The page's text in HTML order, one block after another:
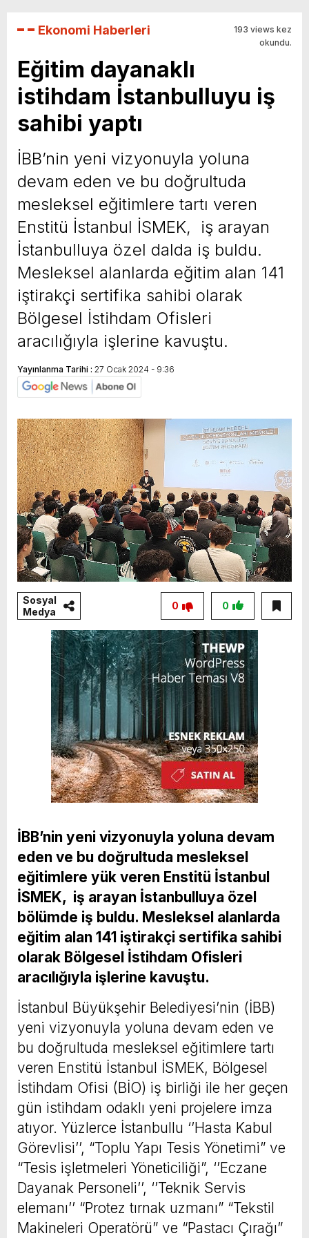
Ekonomi Haberleri
193 views kez
okundu.
Eğitim dayanaklı
istihdam İstanbulluyu iş
sahibi yaptı
İBB’nin yeni vizyonuyla yoluna
devam eden ve bu doğrultuda
mesleksel eğitimlere tartı veren
Enstitü İstanbul İSMEK, iş arayan
İstanbulluya özel dalda iş buldu.
Mesleksel alanlarda eğitim alan 141
iştirakçi sertifika sahibi olarak
Bölgesel İstihdam Ofisleri
aracılığıyla işlerine kavuştu.
Yayınlanma Tarihi : 27 Ocak 2024 - 9:36
Sosyal
Medya
0
0
İBB’nin yeni vizyonuyla yoluna devam
eden ve bu doğrultuda mesleksel
eğitimlere yük veren Enstitü İstanbul
İSMEK, iş arayan İstanbulluya özel
bölümde iş buldu. Mesleksel alanlarda
eğitim alan 141 iştirakçi sertifika sahibi
olarak Bölgesel İstihdam Ofisleri
aracılığıyla işlerine kavuştu.
İstanbul Büyükşehir Belediyesi’nin (İBB)
yeni vizyonuyla yoluna devam eden ve
bu doğrultuda mesleksel eğitimlere tartı
veren Enstitü İstanbul İSMEK, Bölgesel
İstihdam Ofisi (BİO) iş birliği ile her geçen
gün istihdam odaklı yeni projelere imza
atıyor. Yüzlerce İstanbullu ‘’Hasta Kabul
Görevlisi’’, “Toplu Yapı Tesis Yönetimi” ve
“Tesis işletmeleri Yöneticiliği”, ‘’Eczane
Dayanak Personeli’’, ‘’Teknik Servis
elemanı’’ “Protez tırnak uzmanı” “Tekstil
Makineleri Operatörü” ve “Pastacı Çırağı”